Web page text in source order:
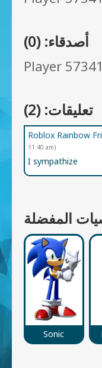
أصدقاء: (0)
تعليقات: (2)
Roblox Rainbow
11:40 am)
I sympathize
Sonic